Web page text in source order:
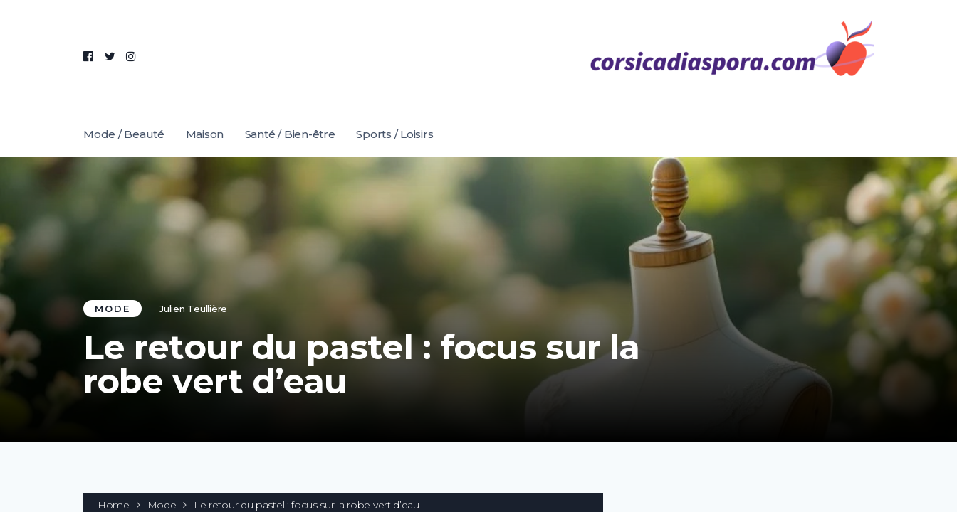
Mode / Beauté Maison Santé / Bien-être Sports / Loisirs
MODE Julien Teullière
Le retour du pastel : focus sur la
robe vert d’eau
Home Mode Le retour du pastel : focus sur la robe vert d’eau